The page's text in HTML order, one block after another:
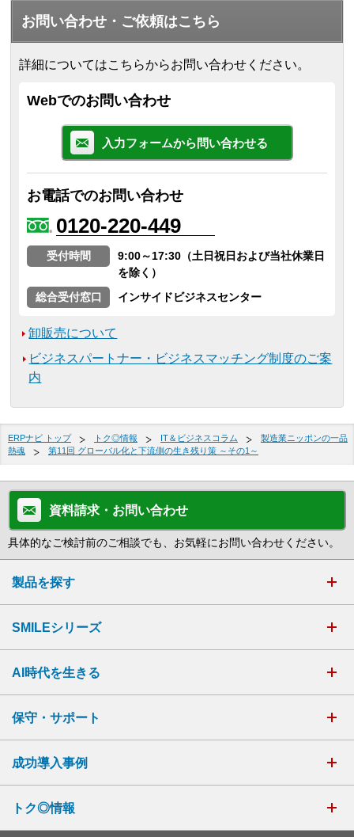
お問い合わせ・ご依頼はこちら
詳細についてはこちらからお問い合わせください。
Webでのお問い合わせ
入力フォームから問い合わせる
お電話でのお問い合わせ
0120-220-449
受付時間
9:00～17:30（土日祝日および当社休業日
を除く）
総合受付窓口
インサイドビジネスセンター
卸販売について
ビジネスパートナー・ビジネスマッチング制度のご案
内
ERPナビ トップ トク◎情報 IT＆ビジネスコラム
製造業ニッポンの一品
熱魂
第11回 グローバル化と下流側の生き残り策 ～その1～
資料請求・お問い合わせ
具体的なご検討前のご相談でも、お気軽にお問い合わせください。
製品を探す
SMILEシリーズ
AI時代を生きる
保守・サポート
成功導入事例
トク◎情報